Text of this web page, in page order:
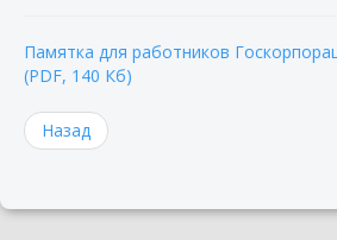
Памятка для работников
(PDF, 140 Кб)
Назад